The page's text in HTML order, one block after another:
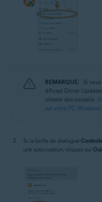
REMARQUE:
Si
d’Avast Driver
obtenir des conseils :
sur votre PC Windows
Si la boîte de dialogue
une autorisation, cliquez sur Oui